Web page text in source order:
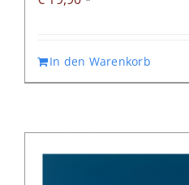
In den Warenkorb